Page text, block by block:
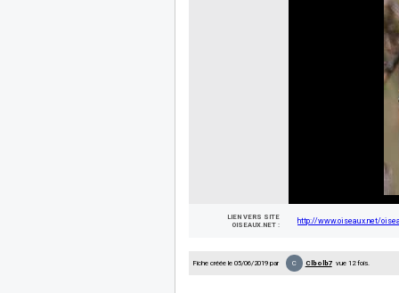
LIEN VERS SITE
OISEAUX.NET :
http://www.oiseaux.net/
Fiche créée le 05/06/2019 par C Clbolb7vue 12 fois.